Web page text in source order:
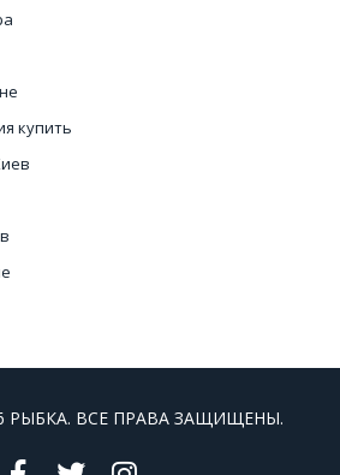
купить
РЫБКА. ВСЕ ПРАВА ЗАЩИЩЕНЫ.